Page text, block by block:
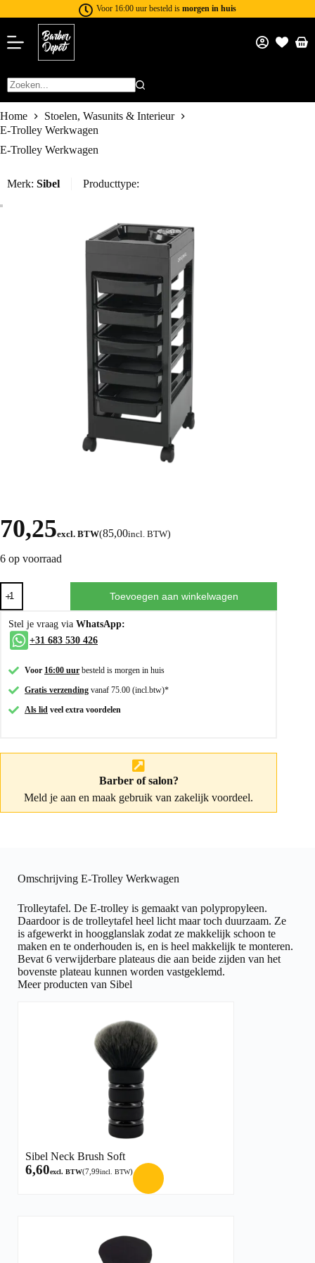
Voor 16:00 uur besteld is morgen in huis
Home
Stoelen, Wasunits & Interieur
E-Trolley Werkwagen
E-Trolley Werkwagen
Merk: Sibel Producttype:
70,25excl. BTW(85,00incl. BTW)
6 op voorraad
Toevoegen aan winkelwagen
Stel je vraag via WhatsApp:
+31 683 530 426
Voor 16:00 uur besteld is morgen in huis
Gratis verzending vanaf 75.00 (incl.btw)*
Als lid veel extra voordelen
Barber of salon?
Meld je aan en maak gebruik van zakelijk voordeel.
Omschrijving E-Trolley Werkwagen
Trolleytafel. De E-trolley is gemaakt van polypropyleen.
Daardoor is de trolleytafel heel licht maar toch duurzaam. Ze
is afgewerkt in hoogglanslak zodat ze makkelijk schoon te
maken en te onderhouden is, en is heel makkelijk te monteren.
Bevat 6 verwijderbare plateaus die aan beide zijden van het
bovenste plateau kunnen worden vastgeklemd.
Meer producten van Sibel
Sibel Neck Brush Soft
6,60excl. BTW(7,99incl. BTW)